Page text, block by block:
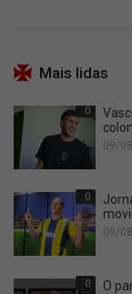
Mais lidas
0
09/
0
09/
0 O